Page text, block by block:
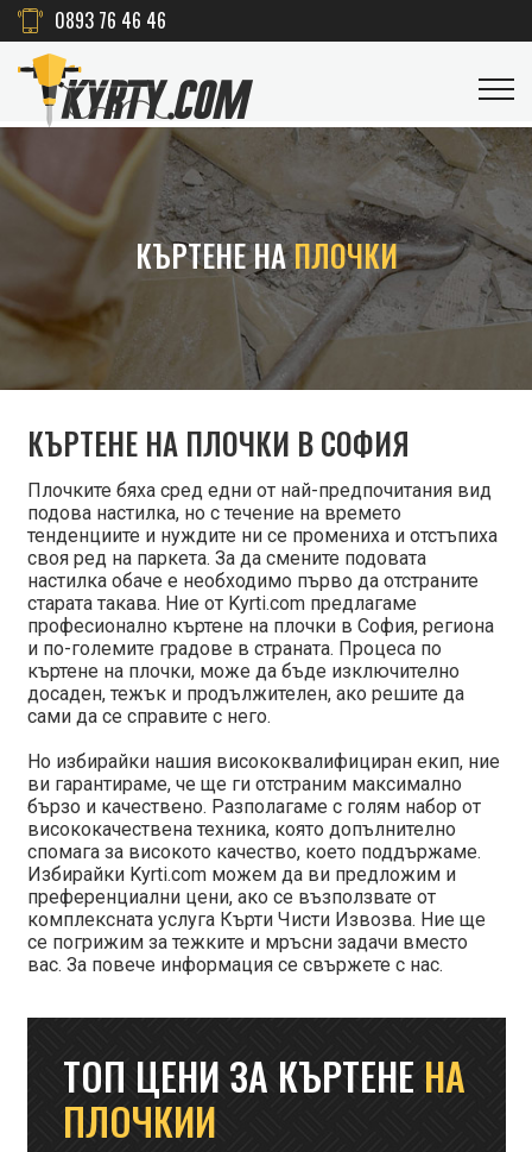
0893 76 46 46
КЪРТЕНЕ НАПЛОЧКИ
КЪРТЕНЕ НА ПЛОЧКИ В СОФИЯ
Плочките бяха сред едни от най-предпочитания вид
подова настилка, но с течение на времето
тенденциите и нуждите ни се промениха и отстъпиха
своя ред на паркета. За да смените подовата
настилка обаче е необходимо първо да отстраните
старата такава. Ние от Kyrti.com предлагаме
професионално къртене на плочки в София, региона
и по-големите градове в страната. Процеса по
къртене на плочки, може да бъде изключително
досаден, тежък и продължителен, ако решите да
сами да се справите с него.
Но избирайки нашия висококвалифициран екип, ние
ви гарантираме, че ще ги отстраним максимално
бързо и качествено. Разполагаме с голям набор от
висококачествена техника, която допълнително
спомага за високото качество, което поддържаме.
Избирайки Kyrti.com можем да ви предложим и
преференциални цени, ако се възползвате от
комплексната услуга Кърти Чисти Извозва. Ние ще
се погрижим за тежките и мръсни задачи вместо
вас. За повече информация се свържете с нас.
ТОП ЦЕНИ ЗА КЪРТЕНЕ НА
ПЛОЧКИИ